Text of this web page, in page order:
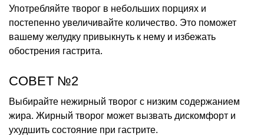
Употребляйте творог в небольших порциях и
постепенно увеличивайте количество. Это поможет
вашему желудку привыкнуть к нему и избежать
обострения гастрита.
СОВЕТ №2
Выбирайте нежирный творог с низким содержанием
жира. Жирный творог может вызвать дискомфорт и
ухудшить состояние при гастрите.